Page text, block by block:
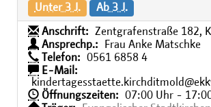
Unter 3 J. Ab 3 J.
Anschrift:
Zentgrafenstraße 182,
Ansprechp.:
Frau Anke Matschke
Telefon:
0561 6858 4
E-Mail:
Öffnungszeiten:
07:00 Uhr -